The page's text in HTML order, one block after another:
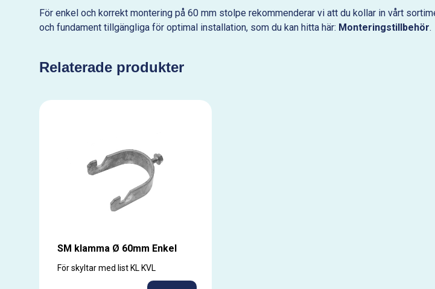
För enkel och korrekt montering på 60 mm stolpe rekommenderar vi att du kollar in vårt
och fundament tillgängliga för optimal installation, som du kan hitta här: Monteringstillbehör.
Relaterade produkter
SM klamma Ø 60mm Enkel
För skyltar med list KL KVL